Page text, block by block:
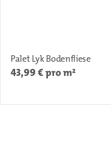
Palet Lyk Bodenfliese
43,99 € pro m²